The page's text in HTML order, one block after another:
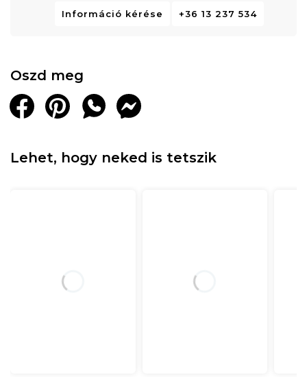
Információ kérése +36 13 237 534
Oszd meg
Lehet, hogy neked is tetszik